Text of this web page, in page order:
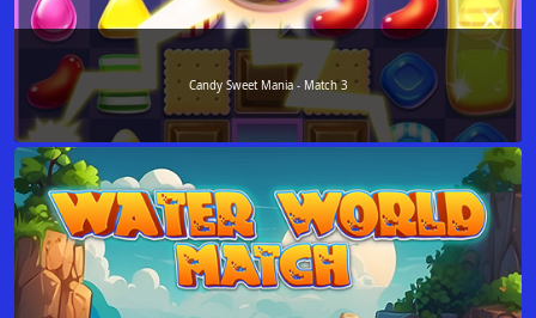
Candy Sweet Mania - Match 3